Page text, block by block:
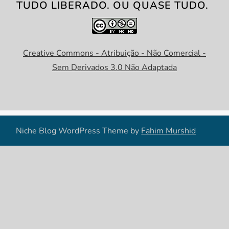
TUDO LIBERADO. OU QUASE TUDO.
Creative Commons - Atribuição - Não Comercial -
Sem Derivados 3.0 Não Adaptada
Niche Blog WordPress Theme by Fahim Murshid